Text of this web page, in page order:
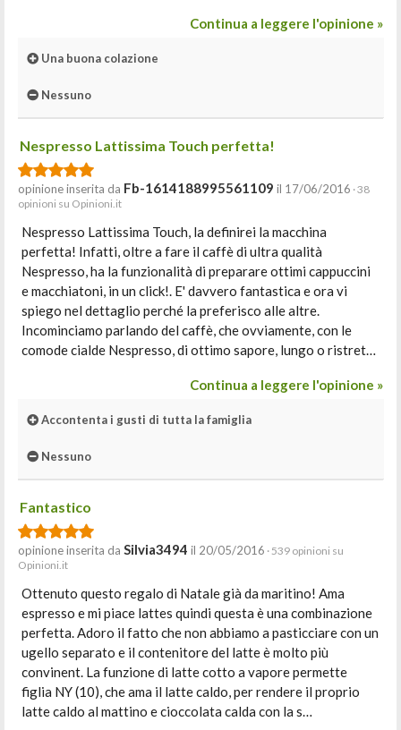
Continua a leggere l'opinione »
Una buona colazione
Nessuno
Nespresso Lattissima Touch perfetta!
opinione inserita da Fb-1614188995561109 il 17/06/2016 · 38
opinioni su Opinioni.it
Nespresso Lattissima Touch, la definirei la macchina
perfetta! Infatti, oltre a fare il caffè di ultra qualità
Nespresso, ha la funzionalità di preparare ottimi cappuccini
e macchiatoni, in un click!. E' davvero fantastica e ora vi
spiego nel dettaglio perché la preferisco alle altre.
Incominciamo parlando del caffè, che ovviamente, con le
comode cialde Nespresso, di ottimo sapore, lungo o ristret…
Continua a leggere l'opinione »
Accontenta i gusti di tutta la famiglia
Nessuno
Fantastico
opinione inserita da Silvia3494 il 20/05/2016 · 539 opinioni su
Opinioni.it
Ottenuto questo regalo di Natale già da maritino! Ama
espresso e mi piace lattes quindi questa è una combinazione
perfetta. Adoro il fatto che non abbiamo a pasticciare con un
ugello separato e il contenitore del latte è molto più
convinent. La funzione di latte cotto a vapore permette
figlia NY (10), che ama il latte caldo, per rendere il proprio
latte caldo al mattino e cioccolata calda con la s…